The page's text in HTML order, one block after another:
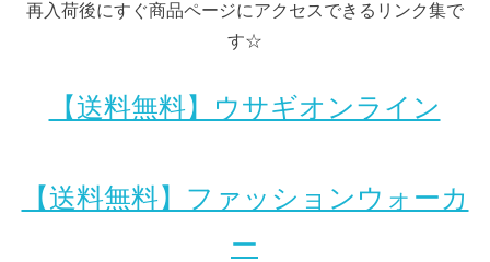
再入荷後にすぐ商品ページにアクセスできるリンク集で
す☆
【送料無料】ウサギオンライン
【送料無料】ファッションウォーカ
ー